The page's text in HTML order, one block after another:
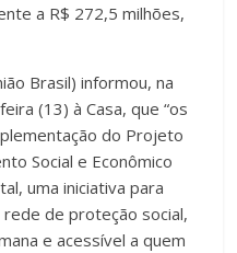
a R$ 272,5 milhões,
Brasil) informou, na
(13) à Casa, que “os
do Projeto
Social e Econômico
uma iniciativa para
de proteção social,
e acessível a quem